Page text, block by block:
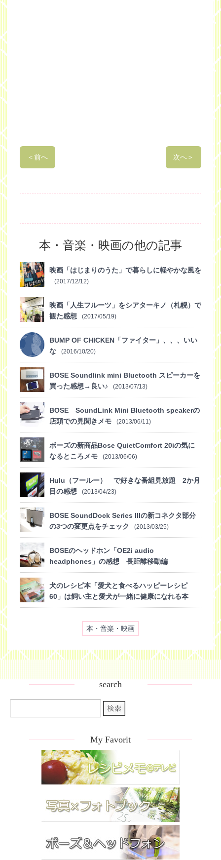
＜前へ 次へ＞
本・音楽・映画の他の記事
映画「はじまりのうた」で暮らしに軽やかな風を
(2017/12/12)
映画「人生フルーツ」をシアターキノ（札幌）で
観た感想
(2017/05/19)
BUMP OF CHICKEN「ファイター」、、、いい
な
(2016/10/20)
BOSE Soundlink mini Bluetooth スピーカーを
買った感想→良い♪
(2013/07/13)
BOSE SoundLink Mini Bluetooth speakerの
店頭での見聞きメモ
(2013/06/11)
ボーズの新商品Bose QuietComfort 20iの気に
なるところメモ
(2013/06/06)
Hulu（フールー） で好きな番組見放題 2か月
目の感想
(2013/04/23)
BOSE SoundDock Series IIIの新コネクタ部分
の3つの変更点をチェック
(2013/03/25)
BOSEのヘッドホン「OE2i audio
headphones」の感想 長距離移動編
(2013/02/10)
犬のレシピ本「愛犬と食べるハッピーレシピ
60」は飼い主と愛犬が一緒に健康になれる本
(2012/12/08)
本・音楽・映画
search
My Favorit